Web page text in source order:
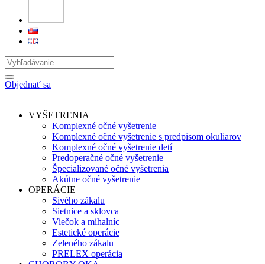
Objednať sa
VYŠETRENIA
Komplexné očné vyšetrenie
Komplexné očné vyšetrenie s predpisom okuliarov
Komplexné očné vyšetrenie detí
Predoperačné očné vyšetrenie
Špecializované očné vyšetrenia
Akútne očné vyšetrenie
OPERÁCIE
Sivého zákalu
Sietnice a sklovca
Viečok a mihalníc
Estetické operácie
Zeleného zákalu
PRELEX operácia